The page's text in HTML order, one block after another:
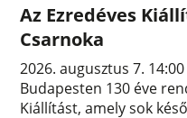
Az Ezredéves
Csarnoka
2026. augusztus 7. 14:00
Budapesten 130 éve
Kiállítást, amely sok